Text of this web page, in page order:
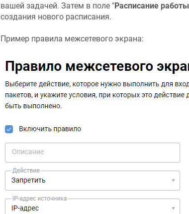
вашей задачей. Затем в поле "Расписание работы
создания нового расписания.
Пример правила межсетевого экрана: